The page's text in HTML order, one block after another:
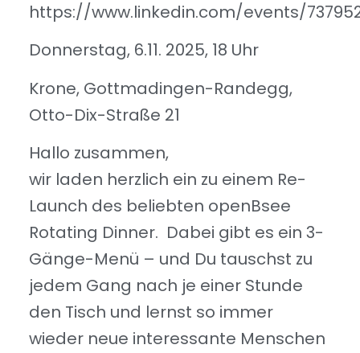
https://www.linkedin.com/events/
Donnerstag, 6.11. 2025, 18 Uhr
Krone, Gottmadingen-Randegg,
Otto-Dix-Straße 21
Hallo zusammen,
wir laden herzlich ein zu einem Re-
Launch des beliebten openBsee
Rotating Dinner. Dabei gibt es ein 3-
Gänge-Menü – und Du tauschst zu
jedem Gang nach je einer Stunde
den Tisch und lernst so immer
wieder neue interessante Menschen